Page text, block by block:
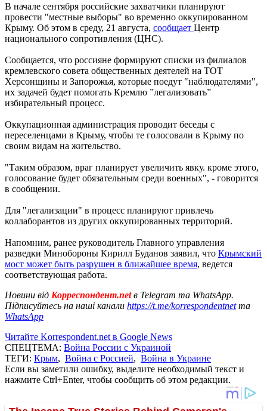
В начале сентября российские захватчики планируют
провести "местные выборы" во временно оккупированном
Крыму. Об этом в среду, 21 августа, сообщает Центр
национального сопротивления (ЦНС).
Сообщается, что россияне формируют списки из филиалов
кремлевского совета общественных деятелей на ТОТ
Херсонщины и Запорожья, которые поедут "наблюдателями",
их задачей будет помогать Кремлю ”легализовать”
избирательный процесс.
Оккупационная администрация проводит беседы с
переселенцами в Крыму, чтобы те голосовали в Крыму по
своим видам на жительство.
"Таким образом, враг планирует увеличить явку. кроме этого,
голосование будет обязательным среди военных", - говорится
в сообщении.
Для "легализации" в процесс планируют привлечь
коллаборантов из других оккупированных территорий.
Напомним, ранее руководитель Главного управления
разведки Минобороны Кирилл Буданов заявил, что Крымский
мост может быть разрушен в ближайшее время, ведется
соответствующая работа.
Новини від Корреспондент.netв Telegram та WhatsApp.
Підписуйтесь на наші канали https://t.me/korrespondentnetта
WhatsApp
Читайте Korrespondent.net в Google News
СПЕЦТЕМА: Война России с Украиной
ТЕГИ: Крым, Война с Россией, Война в Украине
Если вы заметили ошибку, выделите необходимый текст и
нажмите Ctrl+Enter, чтобы сообщить об этом редакции.